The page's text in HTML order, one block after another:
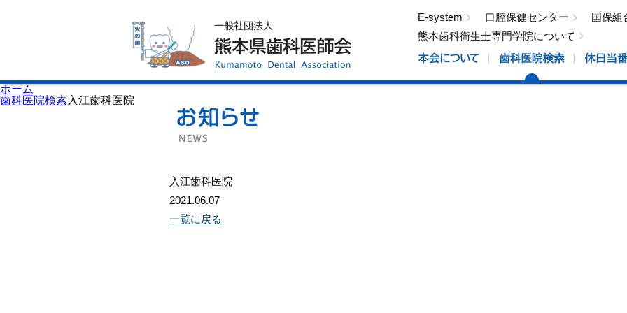
E-system 口腔保健センター
国保組
熊本歯科衛生士専門学院について
ホーム
歯科医院検索 入江歯科医院
入江歯科医院
2021.06.07
一覧に戻る
歯科医院検索
休日当番医
イベント案内
歯の豆知識
口腔保健センター
国保組合からのお知らせ
熊本歯科衛生士専門学院
会員専用ページ
プライバシーポリシー
サイトマップ